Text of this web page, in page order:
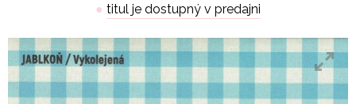
● titul je dostupný v predajni